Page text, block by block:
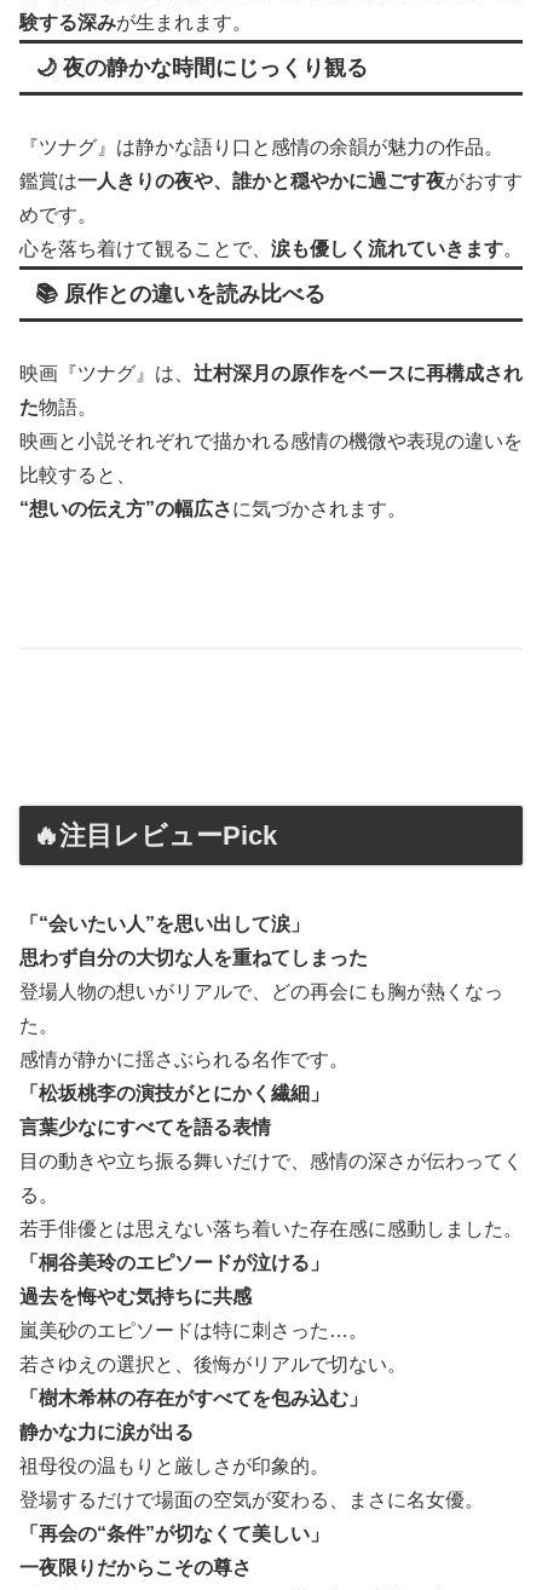
験する深みが生まれます。
🌙 夜の静かな時間にじっくり観る
『ツナグ』は静かな語り口と感情の余韻が魅力の作品。
鑑賞は一人きりの夜や、誰かと穏やかに過ごす夜がおすす
めです。
心を落ち着けて観ることで、 涙も優しく流れていきます。
📚 原作との違いを読み比べる
映画『ツナグ』は、 辻村深月の原作をベースに再構成され
た物語。
映画と小説それぞれで描かれる感情の機微や表現の違いを
比較すると、
“想いの伝え方”の幅広さに気づかされます。
🔥注目レビューPick
「“会いたい人”を思い出して涙」
思わず自分の大切な人を重ねてしまった
登場人物の想いがリアルで、どの再会にも胸が熱くなっ
た。
感情が静かに揺さぶられる名作です。
「松坂桃李の演技がとにかく繊細」
言葉少なにすべてを語る表情
目の動きや立ち振る舞いだけで、感情の深さが伝わってく
る。
若手俳優とは思えない落ち着いた存在感に感動しました。
「桐谷美玲のエピソードが泣ける」
過去を悔やむ気持ちに共感
嵐美砂のエピソードは特に刺さった…。
若さゆえの選択と、後悔がリアルで切ない。
「樹木希林の存在がすべてを包み込む」
静かな力に涙が出る
祖母役の温もりと厳しさが印象的。
登場するだけで場面の空気が変わる、まさに名女優。
「再会の“条件”が切なくて美しい」
一夜限りだからこその尊さ